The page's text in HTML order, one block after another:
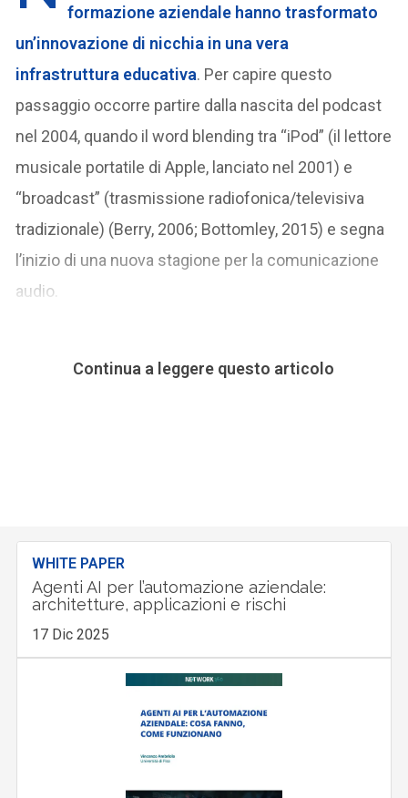
formazione aziendale hanno trasformato
un’innovazione di nicchia in una vera
infrastruttura educativa. Per capire questo
passaggio occorre partire dalla nascita del podcast
nel 2004, quando il word blending tra “iPod” (il lettore
musicale portatile di Apple, lanciato nel 2001) e
“broadcast” (trasmissione radiofonica/televisiva
tradizionale) (Berry, 2006; Bottomley, 2015) e segna
l’inizio di una nuova stagione per la comunicazione
audio.
Continua a leggere questo articolo
WHITE PAPER
Agenti AI per l’automazione aziendale:
architetture, applicazioni e rischi
17 Dic 2025